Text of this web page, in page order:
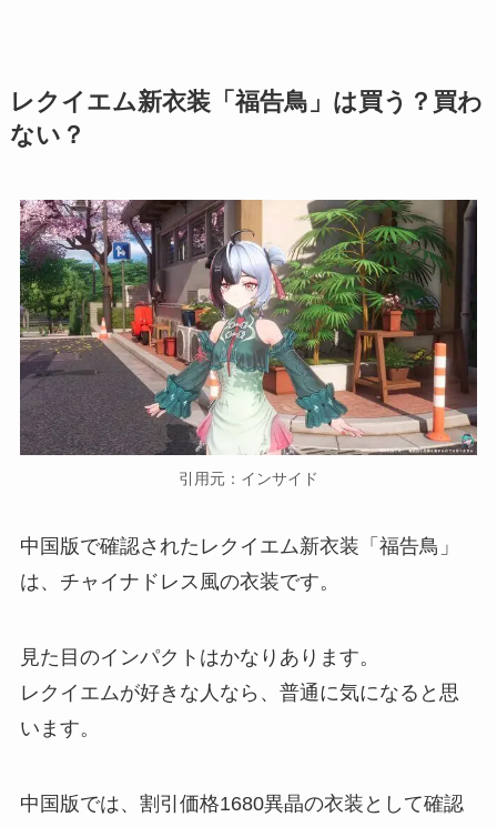
レクイエム新衣装「福告鳥」は買う？買わ
ない？
引用元：インサイド
中国版で確認されたレクイエム新衣装「福告鳥」
は、チャイナドレス風の衣装です。
見た目のインパクトはかなりあります。
レクイエムが好きな人なら、普通に気になると思
います。
中国版では、割引価格1680異晶の衣装として確認